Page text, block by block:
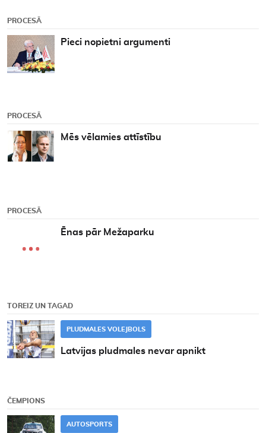
PROCESĀ
Pieci nopietni argumenti
PROCESĀ
Mēs vēlamies attīstību
PROCESĀ
Ēnas pār Mežaparku
TOREIZ UN TAGAD
PLUDMALES VOLEJBOLS
Latvijas pludmales nevar apnikt
ČEMPIONS
AUTOSPORTS